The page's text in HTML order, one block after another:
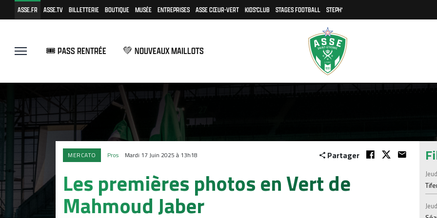
ASSE.FR ASSE.TV BILLETTERIE BOUTIQUE MUSÉE ENTREPRISES ASSE CŒUR-VERT KIDS'CLUB STAGES FOOTBALL STEPH'
🎟️ PASS RENTRÉE 💚 NOUVEAUX MAILLOTS
MERCATO Pros Mardi 17 Juin 2025 à 13h18 Partager
Les premières photos en Vert de
Mahmoud Jaber